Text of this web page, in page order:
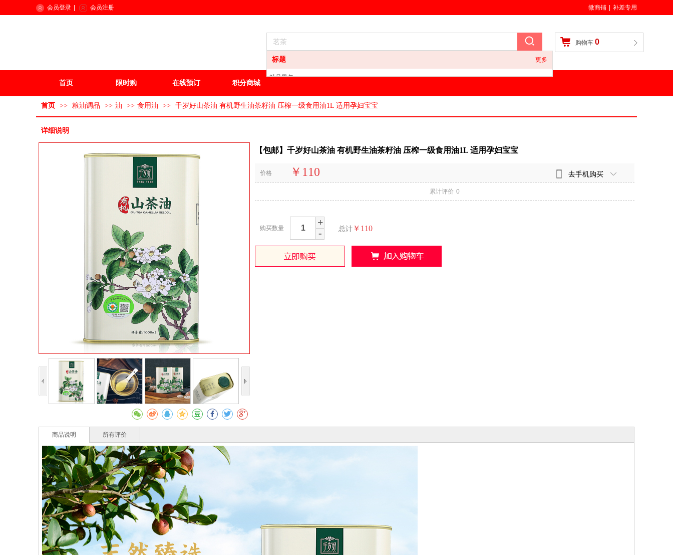
标题 更多
精品男包
白酒
其它特产
方便食品
购物车 0
会员登录 会员注册 微商铺 补差专用
首页 限时购 在线预订 积分商城
首页 >> 粮油调品 >> 油 >> 食用油 >> 千岁好山茶油 有机野生油茶籽油 压榨一级食用油1L 适用孕妇宝宝
详细说明
【包邮】千岁好山茶油 有机野生油茶籽油 压榨一级食用油1L 适用孕妇宝宝
去手机购买
价格 ￥110
累计评价 0
购买数量 -
+
总计 ￥110
商品说明 所有评价